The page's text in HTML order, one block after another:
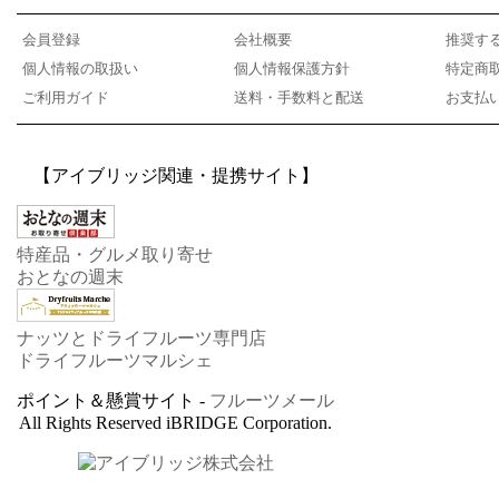
会員登録 会社概要
推奨す
個人情報の取扱い
個人情報保護方針
特定商
ご利用ガイド
送料・手数料と配送 お支払
【アイブリッジ関連・提携サイト】
特産品・グルメ取り寄せ
おとなの週末
ナッツとドライフルーツ専門店
ドライフルーツマルシェ
ポイント＆懸賞サイト - フルーツメール
All Rights Reserved iBRIDGE Corporation.